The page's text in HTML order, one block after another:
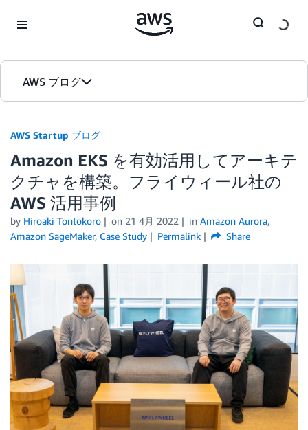
AWS ブログ
カテゴリ
エディション
AWS Startup ブログ
Amazon EKS を有効活用してアーキテ
クチャを構築。フライウィール社の
AWS 活用事例
by Hiroaki Tontokoro on 21 4月 2022 in Amazon Aurora,
Amazon SageMaker, Case Study Permalink Share